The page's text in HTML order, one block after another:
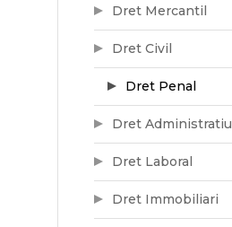
Dret Mercantil
Dret Civil
Dret Penal
Dret Administratiu
Dret Laboral
Dret Immobiliari